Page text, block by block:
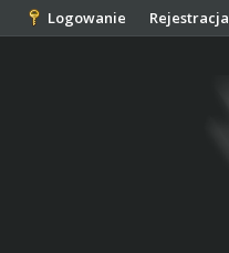
Logowanie Rejestracja